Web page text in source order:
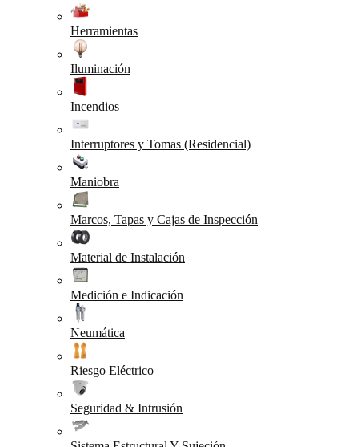
Herramientas
Iluminación
Incendios
Interruptores y Tomas (Residencial)
Maniobra
Marcos, Tapas y Cajas de Inspección
Material de Instalación
Medición e Indicación
Neumática
Riesgo Eléctrico
Seguridad & Intrusión